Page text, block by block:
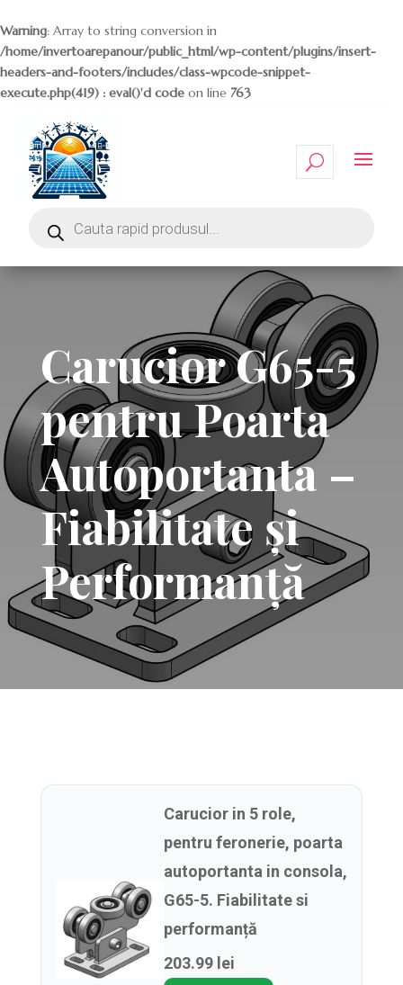
Warning: Array to string conversion in
/home/invertoarepanour/public_html/wp-content/plugins/insert-
headers-and-footers/includes/class-wpcode-snippet-
execute.php(419) : eval()'d code on line 763
Carucior G65-5
pentru Poarta
Autoportanta –
Fiabilitate și
Performanță
Carucior in 5 role,
pentru feronerie, poarta
autoportanta in consola,
G65-5. Fiabilitate si
performanță
203.99 lei